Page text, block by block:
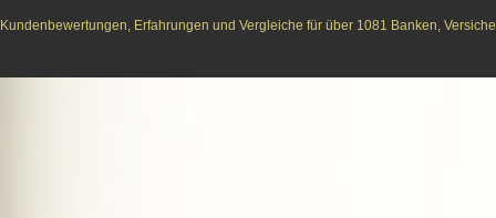
Kundenbewertungen, Erfahrungen und Vergleiche für über 1081 Banken,